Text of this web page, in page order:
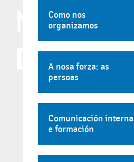
Como nos
organizamos
A nosa forza: as
persoas
Comunicación interna
e formación